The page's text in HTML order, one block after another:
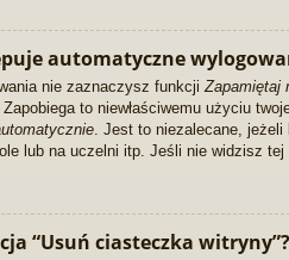
automatyczne
nie zaznaczysz funkcji Zapamiętaj
to niewłaściwemu użyciu
. Jest to niezalecane,
lub na uczelni itp. Jeśli nie widzisz tej
“Usuń ciasteczka witryny”?